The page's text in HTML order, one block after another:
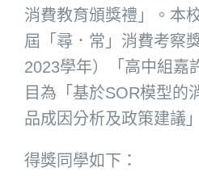
消費教育頒獎禮」。本
屆「尋．常」消費考察
2023學年）「高中組嘉
目為「基於SOR模型的
品成因分析及政策建議
得獎同學如下：